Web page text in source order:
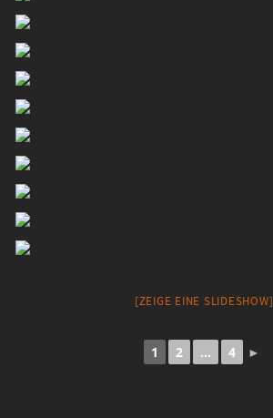
[ZEIGE EINE SLIDESHOW]
1 2 ... 4 ►